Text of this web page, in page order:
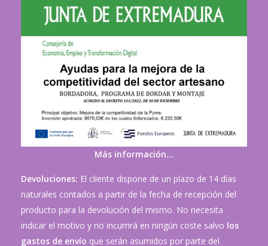
Más información…
Devoluciones: El cliente dispone de un plazo de 14 días
naturales contados a partir de la fecha de recepción del
producto para la devolución del mismo. No necesita
indicar el motivo y no incurrirá en ningún coste salvo los
gastos de envío que serán asumidos por parte del